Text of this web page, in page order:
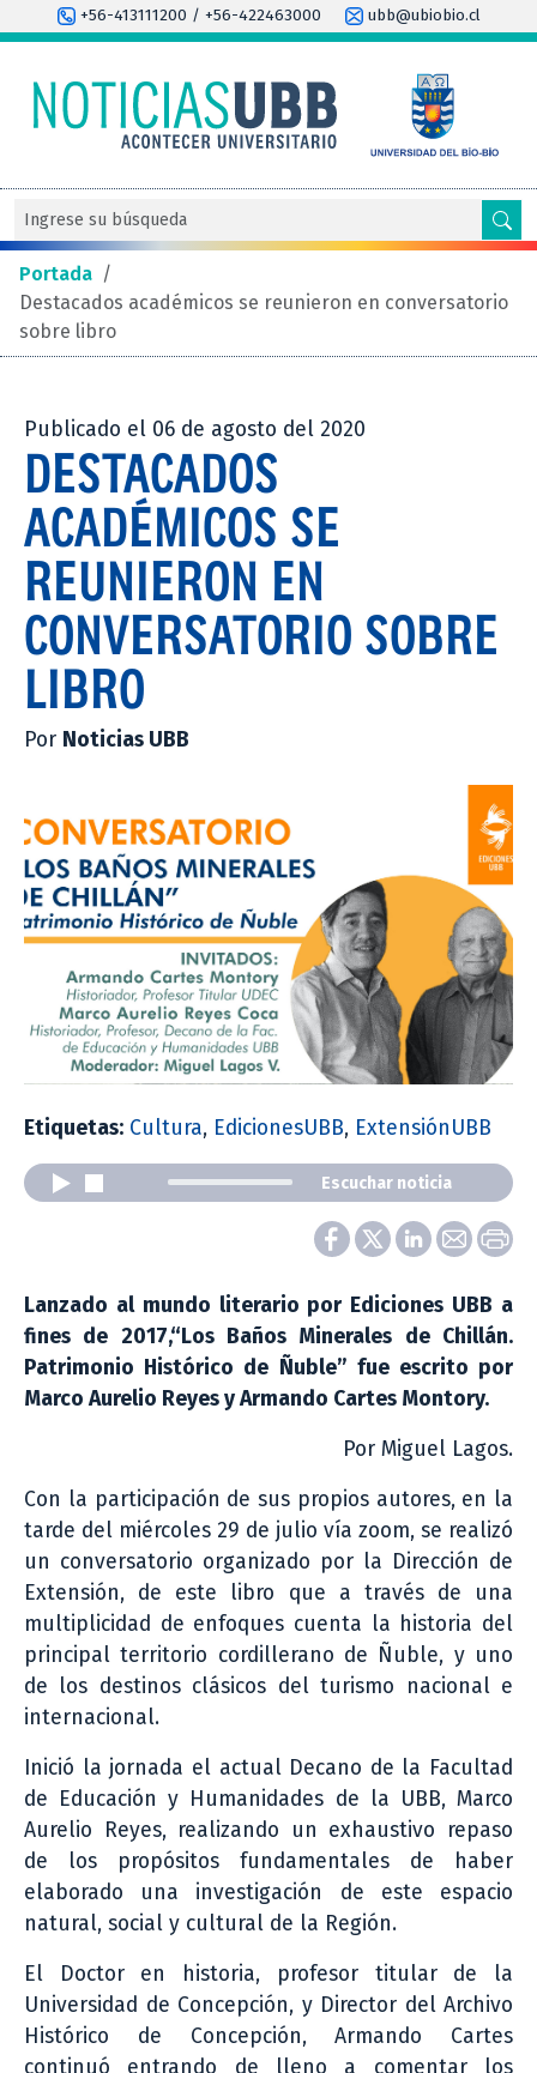
+56-413111200 / +56-422463000 ubb@ubiobio.cl
Portada /
Destacados académicos se reunieron en conversatorio
sobre libro
Publicado el 06 de agosto del 2020
DESTACADOS
ACADÉMICOS SE
REUNIERON EN
CONVERSATORIO SOBRE
LIBRO
Por Noticias UBB
Etiquetas: Cultura, EdicionesUBB, ExtensiónUBB
Escuchar noticia
Lanzado al mundo literario por Ediciones UBB a
fines de 2017,“Los Baños Minerales de Chillán.
Patrimonio Histórico de Ñuble” fue escrito por
Marco Aurelio Reyes y Armando Cartes Montory.
Por Miguel Lagos.
Con la participación de sus propios autores, en la
tarde del miércoles 29 de julio vía zoom, se realizó
un conversatorio organizado por la Dirección de
Extensión, de este libro que a través de una
multiplicidad de enfoques cuenta la historia del
principal territorio cordillerano de Ñuble, y uno
de los destinos clásicos del turismo nacional e
internacional.
Inició la jornada el actual Decano de la Facultad
de Educación y Humanidades de la UBB, Marco
Aurelio Reyes, realizando un exhaustivo repaso
de los propósitos fundamentales de haber
elaborado una investigación de este espacio
natural, social y cultural de la Región.
El Doctor en historia, profesor titular de la
Universidad de Concepción, y Director del Archivo
Histórico de Concepción, Armando Cartes
continuó entrando de lleno a comentar los